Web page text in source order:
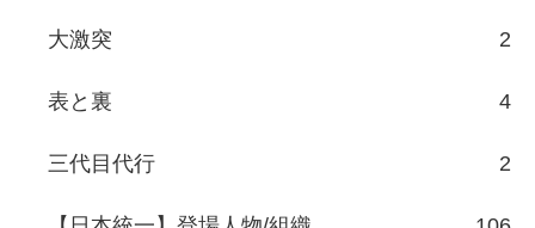
大激突 2
表と裏 4
三代目代行 2